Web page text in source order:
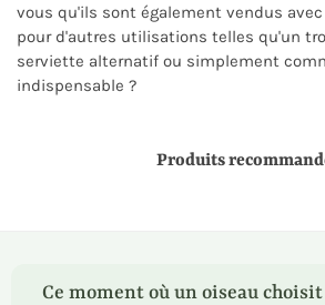
vous qu'ils sont également vendus
pour d'autres utilisations telles qu'un
serviette alternatif ou simplement
indispensable ?
Produits
Ce moment où un oiseau